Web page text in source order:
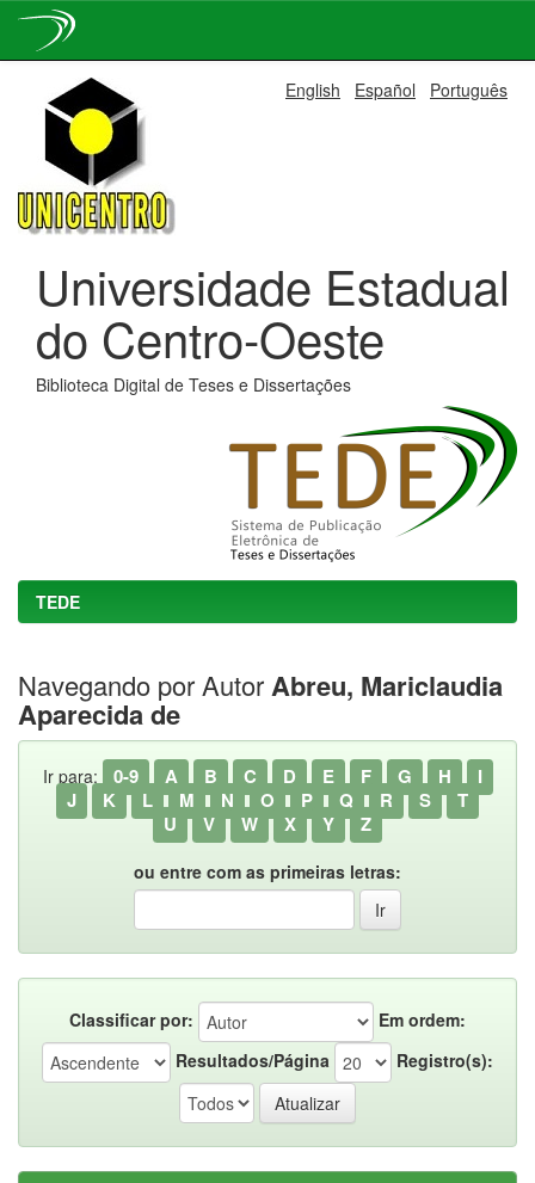
navigation
English Español Português
Universidade Estadual
do Centro-Oeste
Biblioteca Digital de Teses e Dissertações
TEDE
Navegando por AutorAbreu, Mariclaudia
Aparecida de
Ir para: 0-9 A B C D E F G H
I
J
K L M N O P Q R S
T
U
V W X Y Z
ou entre com as primeiras letras:
Classificar por:
Em ordem:
Resultados/Página
Registro(s):